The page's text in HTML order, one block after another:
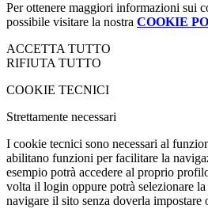
Per ottenere maggiori informazioni sui
possibile visitare la nostra COOKIE
ACCETTA TUTTO
RIFIUTA TUTTO
COOKIE TECNICI
Strettamente necessari
I cookie tecnici sono necessari al
abilitano funzioni per facilitare la
esempio potrà accedere al proprio
volta il login oppure potrà selezionare
navigare il sito senza doverla impostare